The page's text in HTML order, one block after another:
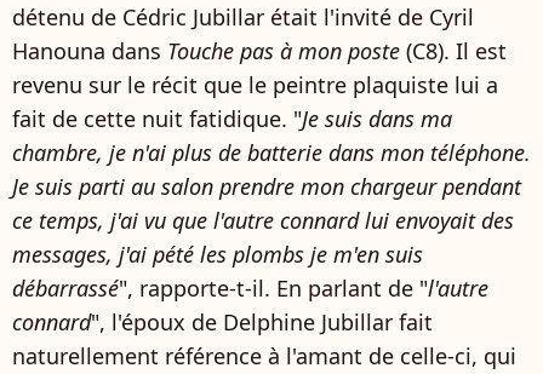
détenu de Cédric Jubillar était l'invité de Cyril
Hanouna dans Touche pas à mon poste (C8). Il est
revenu sur le récit que le peintre plaquiste lui a
fait de cette nuit fatidique. "Je suis dans ma
chambre, je n'ai plus de batterie dans mon téléphone.
Je suis parti au salon prendre mon chargeur pendant
ce temps, j'ai vu que l'autre connard lui envoyait des
messages, j'ai pété les plombs je m'en suis
débarrassé", rapporte-t-il. En parlant de "l'autre
connard", l'époux de Delphine Jubillar fait
naturellement référence à l'amant de celle-ci, qui